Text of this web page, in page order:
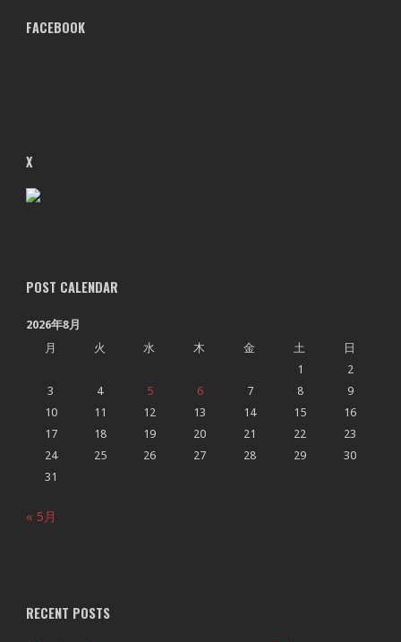
FACEBOOK
X
POST CALENDAR
2026年8月
月
火 水 木 金 土
日
1
2
3
4 5 6 7 8
9
10
11 12 13 14 15
16
17
18 19 20 21 22
23
24
25 26 27 28 29
30
31
« 5月
RECENT POSTS